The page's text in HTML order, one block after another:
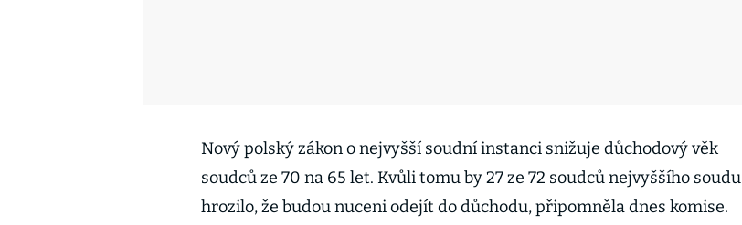
Nový polský zákon o nejvyšší soudní instanci snižuje důchodový věk
soudců ze 70 na 65 let. Kvůli tomu by 27 ze 72 soudců nejvyššího soudu
hrozilo, že budou nuceni odejít do důchodu, připomněla dnes komise.